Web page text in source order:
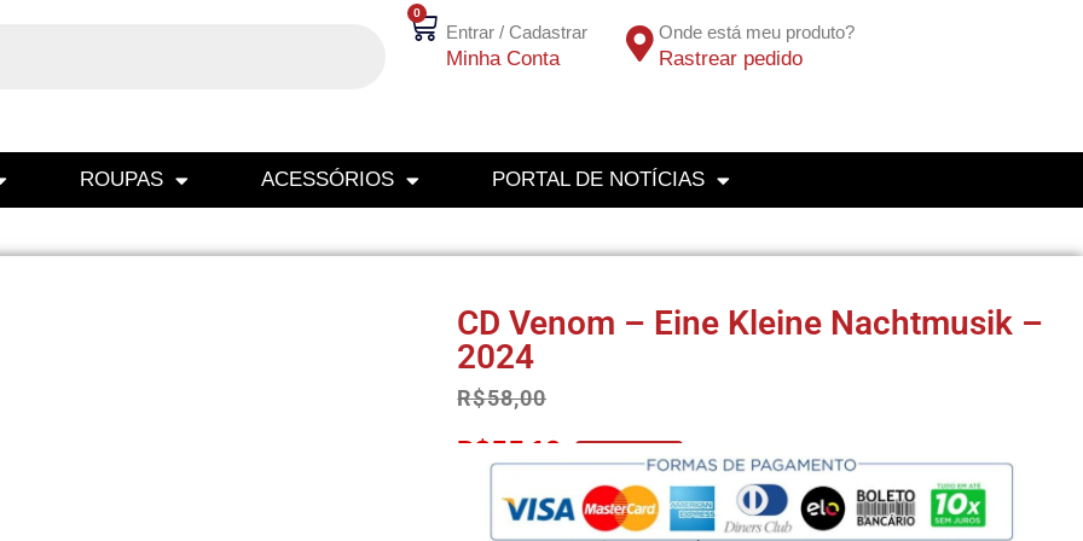
0
Entrar / Cadastrar
Minha Conta
Onde está meu produto?
Rastrear pedido
ROUPAS ACESSÓRIOS PORTAL DE NOTÍCIAS
CD Venom – Eine Kleine Nachtmusik –
2024
R$58,00
R$55,10